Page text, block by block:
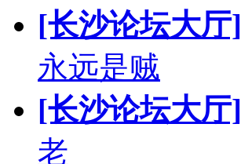
[长沙论坛大厅]
永远是贼
[长沙论坛大厅]
老